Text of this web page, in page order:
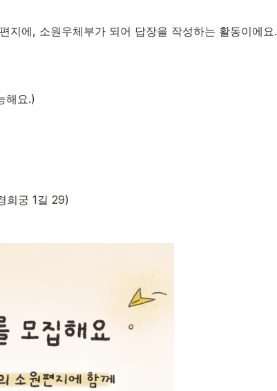
지에, 소원우체부가 되어 답장을 작성하는 활동이에요.
해요.)
희궁 1길 29)